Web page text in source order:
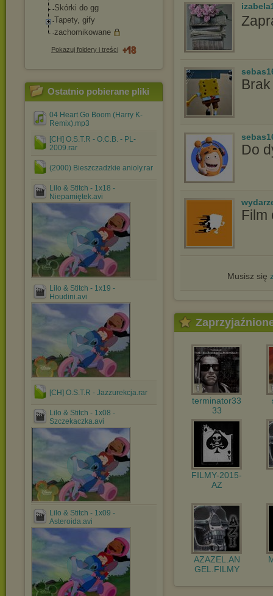
Skórki do gg
Tapety, gify
zachomikowane
Pokazuj foldery i treści
Ostatnio pobierane pliki
04 Heart Go Boom (Harry K-
Remix).mp3
[CH] O.S.T.R - O.C.B. - PL-
2009.rar
(2000) Bieszczadzkie anioly.rar
Lilo & Stitch - 1x18 -
Niepamiętek.avi
Lilo & Stitch - 1x19 -
Houdini.avi
[CH] O.S.T.R - Jazzurekcja.rar
Lilo & Stitch - 1x08 -
Szczekaczka.avi
Lilo & Stitch - 1x09 -
Asteroida.avi
Do
Film
Musisz się
terminator33
33
FILMY-2015-
AZ
AZAZEL.AN
GEL.FILMY